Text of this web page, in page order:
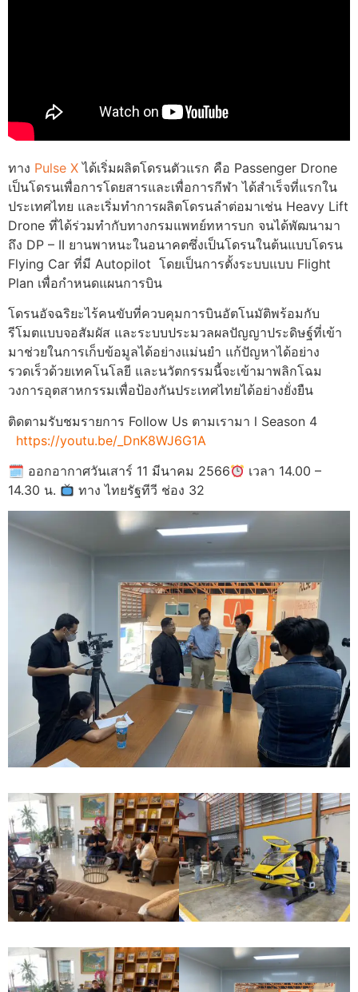
ทาง Pulse X ได้เริ่มผลิตโดรนตัวแรก คือ Passenger Drone
เป็นโดรนเพื่อการโดยสารและเพื่อการกีฬา ได้สำเร็จที่แรกใน
ประเทศไทย และเริ่มทำการผลิตโดรนลำต่อมาเช่น Heavy Lift
Drone ที่ได้ร่วมทำกับทางกรมแพทย์ทหารบก จนได้พัฒนามา
ถึง DP – II ยานพาหนะในอนาคตซึ่งเป็นโดรนในต้นแบบโดรน
Flying Car ที่มี Autopilot โดยเป็นการตั้งระบบแบบ Flight
Plan เพื่อกำหนดแผนการบิน
โดรนอัจฉริยะไร้คนขับที่ควบคุมการบินอัตโนมัติพร้อมกับ
รีโมตแบบจอสัมผัส และระบบประมวลผลปัญญาประดิษฐ์ที่เข้า
มาช่วยในการเก็บข้อมูลได้อย่างแม่นยำ แก้ปัญหาได้อย่าง
รวดเร็วด้วยเทคโนโลยี และนวัตกรรมนี้จะเข้ามาพลิกโฉม
วงการอุตสาหกรรมเพื่อป้องกันประเทศไทยได้อย่างยั่งยืน
ติดตามรับชมรายการ Follow Us ตามเรามา l Season 4
https://youtu.be/_DnK8WJ6G1A
🗓 ออกอากาศวันเสาร์ 11 มีนาคม 2566
เวลา 14.00 –
14.30 น.
ทาง ไทยรัฐทีวี ช่อง 32